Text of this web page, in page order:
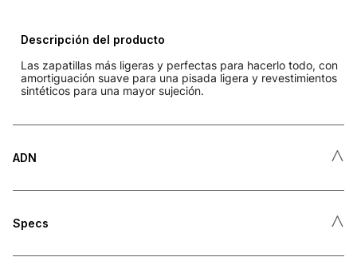
Descripción del producto
Las zapatillas más ligeras y perfectas para hacerlo todo, con
amortiguación suave para una pisada ligera y revestimientos
sintéticos para una mayor sujeción.
ADN ˄
Specs ˄